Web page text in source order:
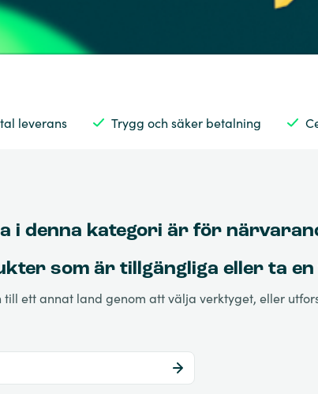
leverans Trygg och säker betalning
i denna kategori är för
som är tillgängliga eller ta
till ett annat land genom att välja verktyget, eller